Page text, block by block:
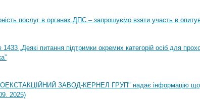
послуг в органах ДПС – запрошуємо взяти участь в
„Деякі питання підтримки окремих категорій осіб для
ЗАВОД-КЕРНЕЛ ГРУП" надає інформацію
2025)